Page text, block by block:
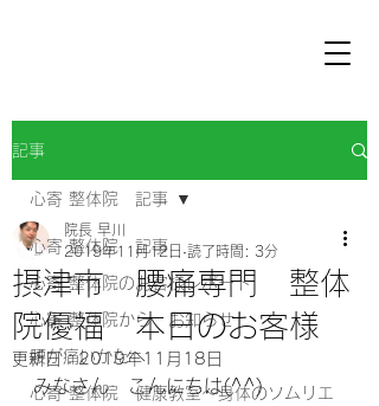
記事
心寄 整体院 記事
心寄 整体院のお客様レポート
心寄 整体院から お知らせ
腰が痛いかたへ
心寄 整体院 健康教室～身体のソムリエ
心寄 整体院 記事
摂津市 腰痛専門 整体
院優福 本日のお客様
院長 早川
2019年11月12日 読了時間: 3分
更新日：2019年11月18日
みなさん　こんにちは(^^)